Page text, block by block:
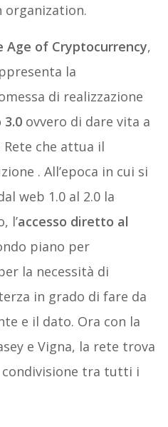
organization.
Age of Cryptocurrency,
la
di realizzazione
3.0ovvero di dare vita a
che attua il
. All’epoca in cui si
web 1.0 al 2.0 la
l’accesso diretto al
piano per
la necessità di
in grado di fare da
e il dato. Ora con la
e Vigna, la rete trova
tra tutti i